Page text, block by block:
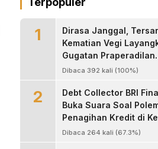
1
Dirasa Janggal,
Kematian Vegi
Gugatan Praperadilan
Kapolres Landak
Dibaca 392 kali (100%)
2
Debt Collector BRI
Buka Suara Soal
Penagihan Kredit di
Bantah Tuduhan
Dibaca 264 kali (67.3%)